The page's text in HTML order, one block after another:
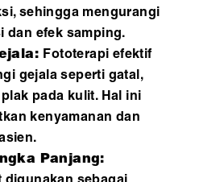
sehingga mengurangi
dan efek samping.
Fototerapi efektif
gejala seperti gatal,
pada kulit. Hal ini
kenyamanan dan
Panjang: